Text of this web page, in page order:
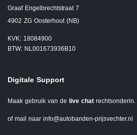
Graaf Engelbrechtstraat 7
4902 ZG Oosterhout (NB)
KVK: 18084900
BTW: NL001673936B10
Digitale Support
Maak gebruik van de live chat rechtsonderin.
of mail naar info@autobanden-prijsvechter.nl